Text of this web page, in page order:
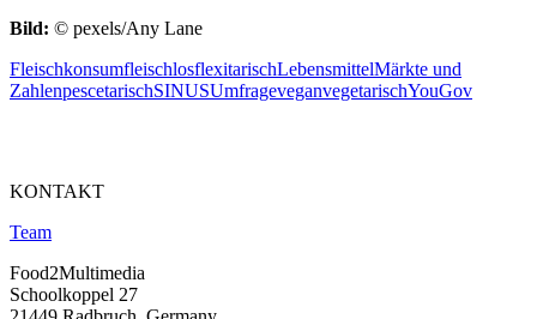
Bild: © pexels/Any Lane
FleischkonsumfleischlosflexitarischLebensmittelMärkte und
ZahlenpescetarischSINUSUmfrageveganvegetarischYouGov
KONTAKT
Team
Food2Multimedia
Schoolkoppel 27